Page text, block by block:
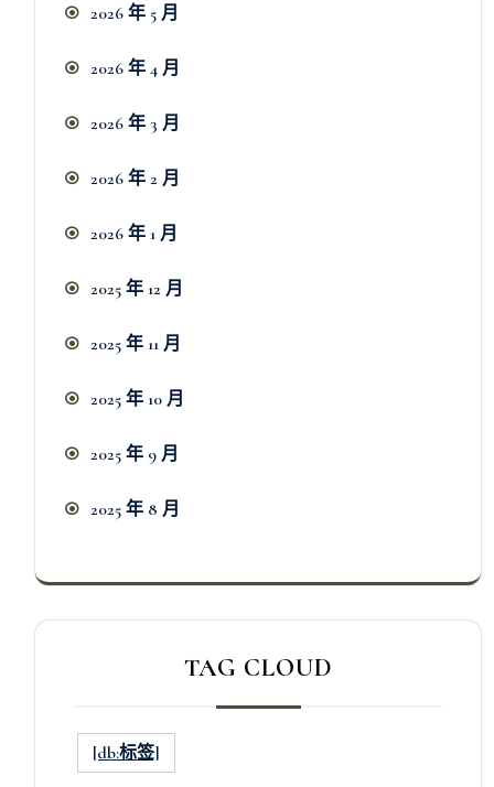
2026 年 5 月
2026 年 4 月
2026 年 3 月
2026 年 2 月
2026 年 1 月
2025 年 12 月
2025 年 11 月
2025 年 10 月
2025 年 9 月
2025 年 8 月
TAG CLOUD
[db:标签]